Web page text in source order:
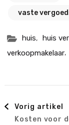
vaste
huis, huis
verkoopmakelaar,
Vorig artikel
Kosten voor